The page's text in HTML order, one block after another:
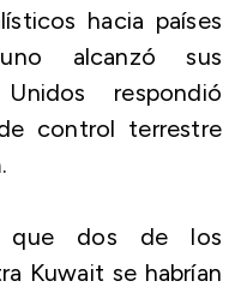
hacia países
alcanzó sus
respondió
control terrestre
que dos de los
Kuwait se habrían